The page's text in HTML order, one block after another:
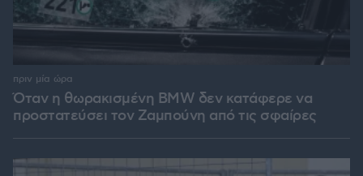
Όταν η θωρακισμένη BMW δεν κατάφερε να
προστατεύσει τον Ζαμπούνη από τις σφαίρες
πριν μία ώρα